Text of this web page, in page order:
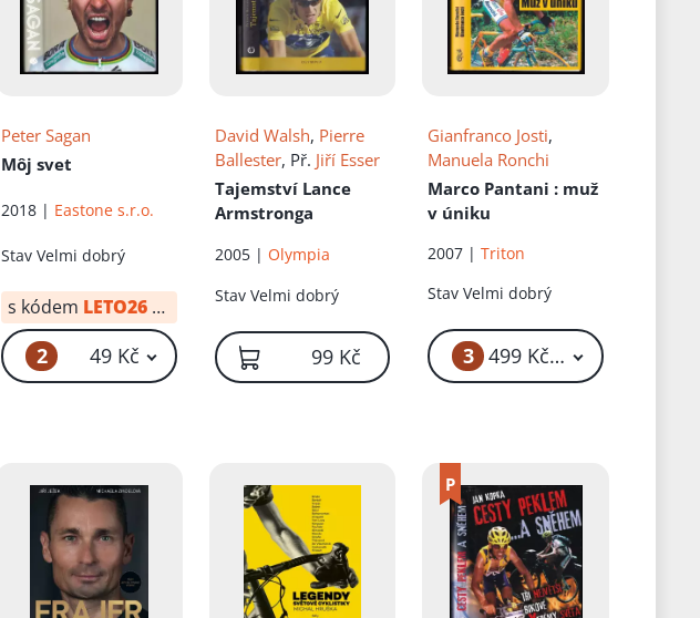
Peter Sagan
Môj svet
2018 | Eastone s.r.o.
StavVelmi dobrý
s kódem LETO26 od: 34 Kč
2 49 Kč
David Walsh, Pierre
Ballester, Př. Jiří Esser
Tajemství Lance
Armstronga
2005 | Olympia
Stav Velmi dobrý
99 Kč
Gianfranco Josti,
Manuela Ronchi
Marco Pantani : muž
v úniku
2007 |Triton
StavVelmi dobrý
3 499 Kč – 549 Kč